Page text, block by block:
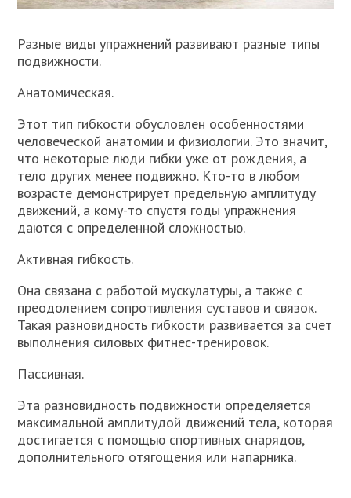
Разные виды упражнений развивают разные типы
подвижности.
Анатомическая.
Этот тип гибкости обусловлен особенностями
человеческой анатомии и физиологии. Это значит,
что некоторые люди гибки уже от рождения, а
тело других менее подвижно. Кто-то в любом
возрасте демонстрирует предельную амплитуду
движений, а кому-то спустя годы упражнения
даются с определенной сложностью.
Активная гибкость.
Она связана с работой мускулатуры, а также с
преодолением сопротивления суставов и связок.
Такая разновидность гибкости развивается за счет
выполнения силовых фитнес-тренировок.
Пассивная.
Эта разновидность подвижности определяется
максимальной амплитудой движений тела, которая
достигается с помощью спортивных снарядов,
дополнительного отягощения или напарника.